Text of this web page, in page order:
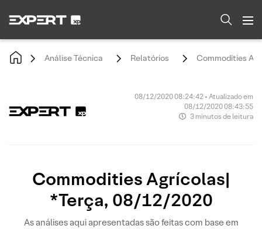
Análise Técnica Relatórios Commodities
08/12/2020 08:24:42 • Atualizado em
08/12/2020 08:43:55
3 minutos de leitura
Commodities Agrícolas|
*Terça, 08/12/2020
As análises aqui apresentadas são feitas com base em